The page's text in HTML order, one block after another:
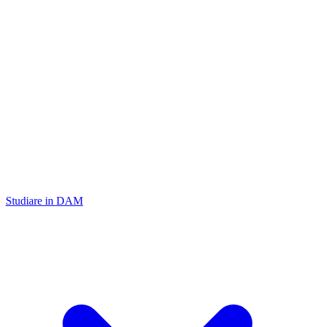
Studiare in DAM